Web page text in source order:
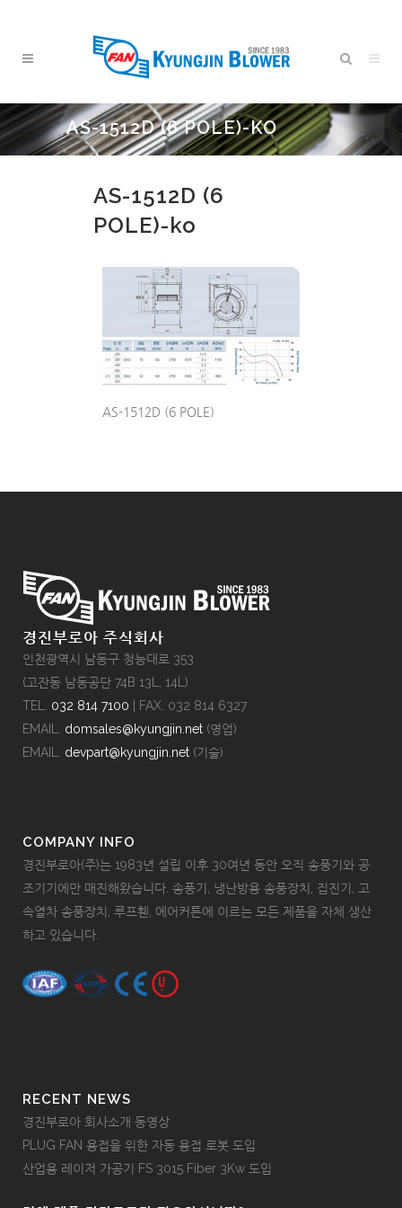
AS-1512D (6 POLE)-KO
AS-1512D (6
POLE)-ko
AS-1512D (6 POLE)
경진부로아 주식회사
인천광역시 남동구 청능대로 353
(고잔동 남동공단 74B 13L, 14L)
TEL. 032 814 7100 | FAX. 032 814 6327
EMAIL. domsales@kyungjin.net (영업)
EMAIL. devpart@kyungjin.net (기술)
COMPANY INFO
경진부로아(주)는 1983년 설립 이후 30여년 동안 오직 송풍기와 공
조기기에만 매진해왔습니다. 송풍기, 냉난방용 송풍장치, 집진기, 고
속열차 송풍장치, 루프휀, 에어커튼에 이르는 모든 제품을 자체 생산
하고 있습니다.
RECENT NEWS
경진부로아 회사소개 동영상
PLUG FAN 용접을 위한 자동 용접 로봇 도입
산업용 레이저 가공기 FS 3015 Fiber 3Kw 도입